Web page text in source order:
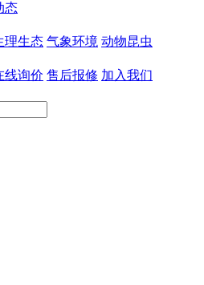
态
理生态 气象环境 动物昆虫
线询价 售后报修 加入我们